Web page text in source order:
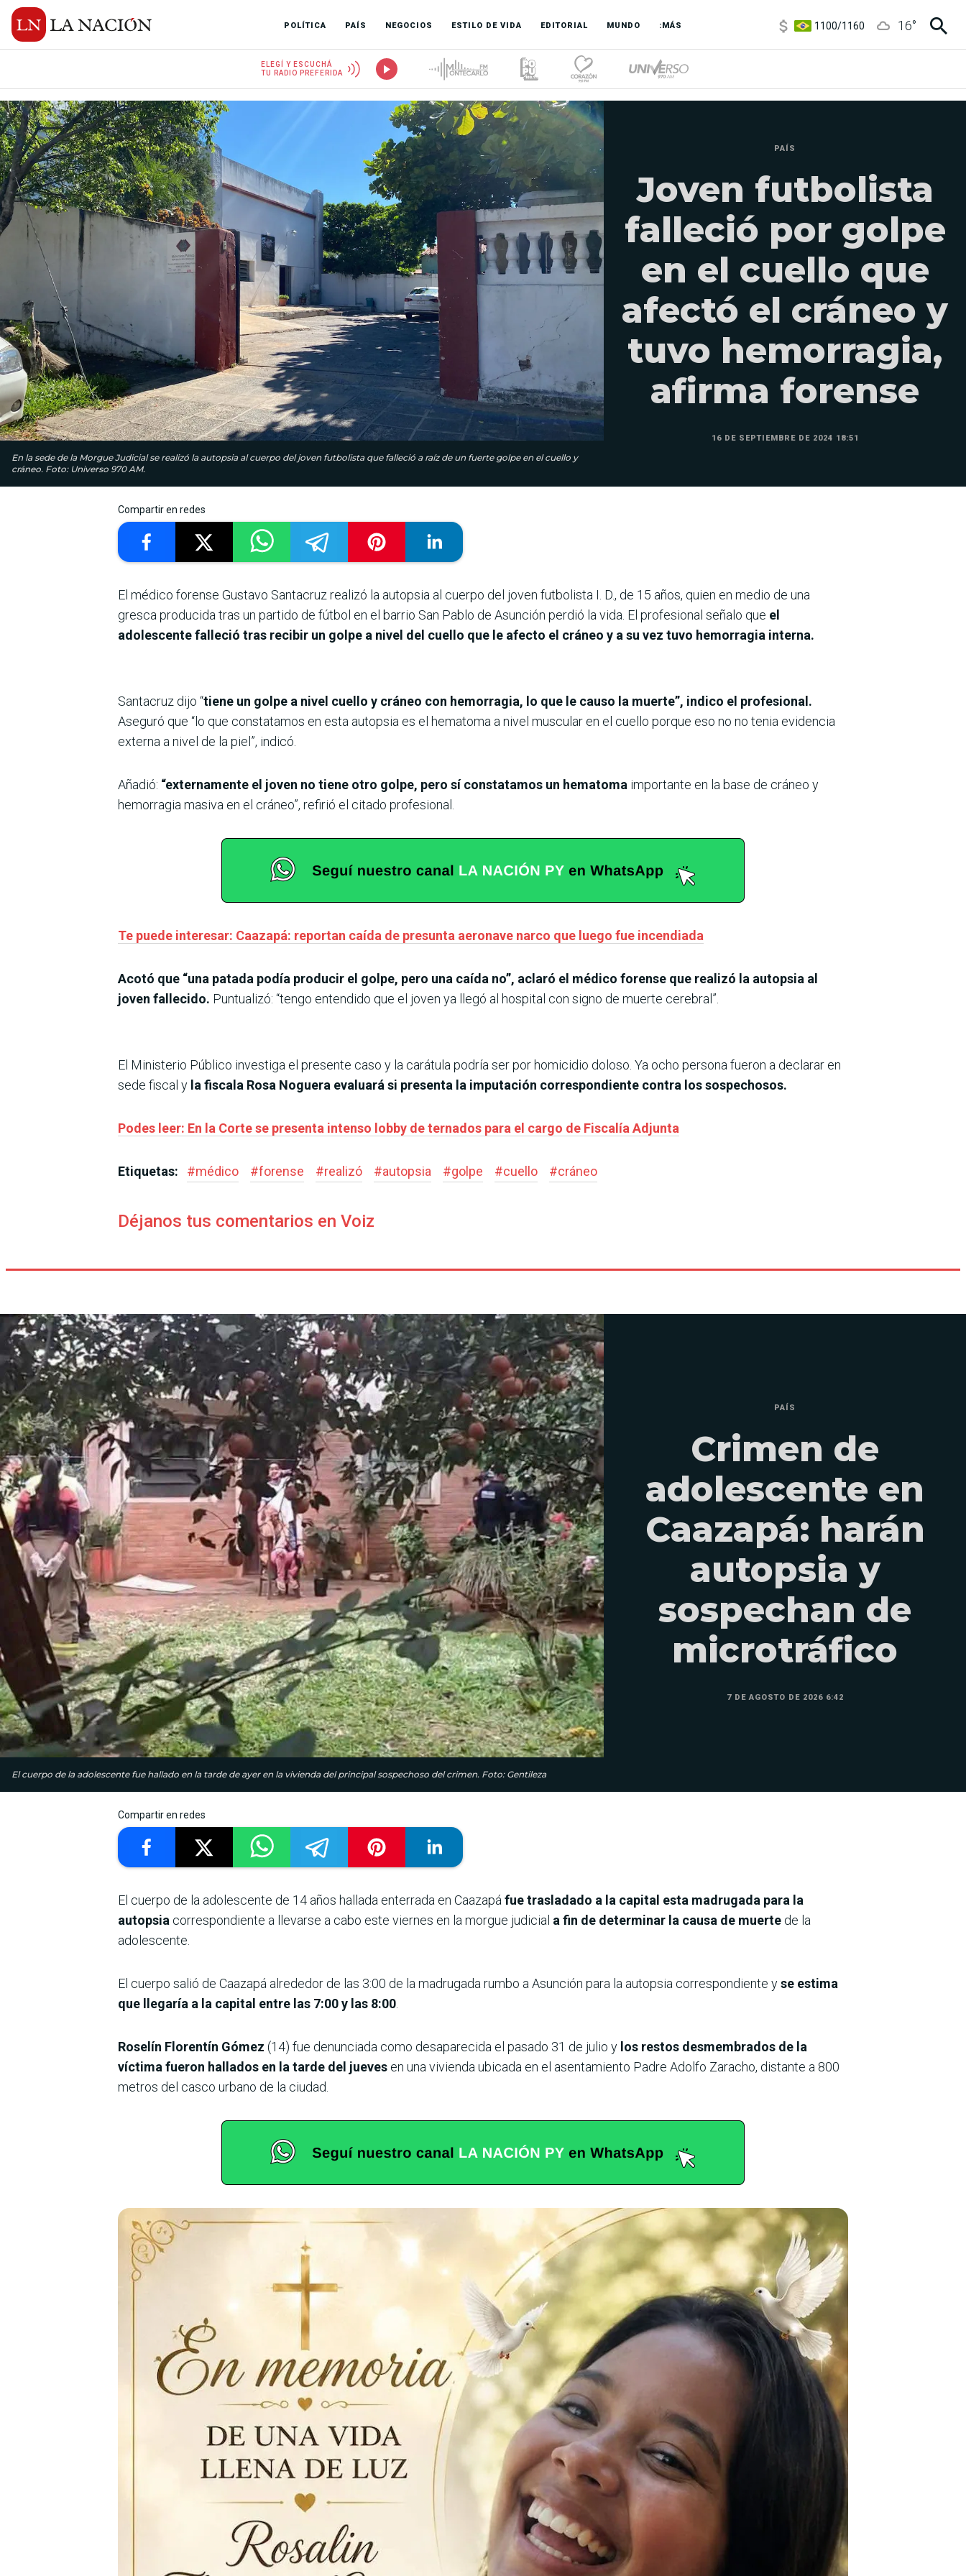
POLÍTICA PAÍS NEGOCIOS ESTILO DE VIDA EDITORIAL MUNDO :MÁS
3,8/4
16°
ELEGÍ Y ESCUCHÁ
TU RADIO PREFERIDA
En la sede de la Morgue Judicial se realizó la autopsia al cuerpo del joven futbolista que falleció a raíz de un fuerte golpe en el cuello y
cráneo. Foto: Universo 970 AM.
PAÍS
Joven futbolista
falleció por golpe
en el cuello que
afectó el cráneo y
tuvo hemorragia,
afirma forense
16 DE SEPTIEMBRE DE 2024 18:51
Compartir en redes
El médico forense Gustavo Santacruz realizó la autopsia al cuerpo del joven futbolista I. D., de 15 años, quien en medio de una
gresca producida tras un partido de fútbol en el barrio San Pablo de Asunción perdió la vida. El profesional señalo que el
adolescente falleció tras recibir un golpe a nivel del cuello que le afecto el cráneo y a su vez tuvo hemorragia interna.
Santacruz dijo “tiene un golpe a nivel cuello y cráneo con hemorragia, lo que le causo la muerte”, indico el profesional.
Aseguró que “lo que constatamos en esta autopsia es el hematoma a nivel muscular en el cuello porque eso no no tenia evidencia
externa a nivel de la piel”, indicó.
Añadió: “externamente el joven no tiene otro golpe, pero sí constatamos un hematoma importante en la base de cráneo y
hemorragia masiva en el cráneo”, refirió el citado profesional.
Te puede interesar: Caazapá: reportan caída de presunta aeronave narco que luego fue incendiada
Acotó que “una patada podía producir el golpe, pero una caída no”, aclaró el médico forense que realizó la autopsia al
joven fallecido. Puntualizó: “tengo entendido que el joven ya llegó al hospital con signo de muerte cerebral”.
El Ministerio Público investiga el presente caso y la carátula podría ser por homicidio doloso. Ya ocho persona fueron a declarar en
sede fiscal y la fiscala Rosa Noguera evaluará si presenta la imputación correspondiente contra los sospechosos.
Podes leer: En la Corte se presenta intenso lobby de ternados para el cargo de Fiscalía Adjunta
Etiquetas: #médico #forense #realizó #autopsia #golpe #cuello #cráneo
Déjanos tus comentarios en Voiz
El cuerpo de la adolescente fue hallado en la tarde de ayer en la vivienda del principal sospechoso del crimen. Foto: Gentileza
PAÍS
Crimen de
adolescente en
Caazapá: harán
autopsia y
sospechan de
microtráfico
7 DE AGOSTO DE 2026 6:42
Compartir en redes
El cuerpo de la adolescente de 14 años hallada enterrada en Caazapá fue trasladado a la capital esta madrugada para la
autopsia correspondiente a llevarse a cabo este viernes en la morgue judicial a fin de determinar la causa de muerte de la
adolescente.
El cuerpo salió de Caazapá alrededor de las 3:00 de la madrugada rumbo a Asunción para la autopsia correspondiente yse estima
que llegaría a la capital entre las 7:00 y las 8:00
Roselín Florentín Gómez (14) fue denunciada como desaparecida el pasado 31 de julio y los restos desmembrados de la
víctima fueron hallados en la tarde del jueves en una vivienda ubicada en el asentamiento Padre Adolfo Zaracho, distante a 800
metros del casco urbano de la ciudad.